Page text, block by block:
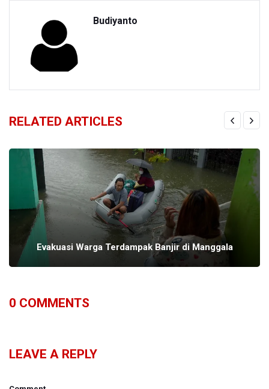
Budiyanto
RELATED ARTICLES
Evakuasi Warga Terdampak Banjir di Manggala
0 COMMENTS
LEAVE A REPLY